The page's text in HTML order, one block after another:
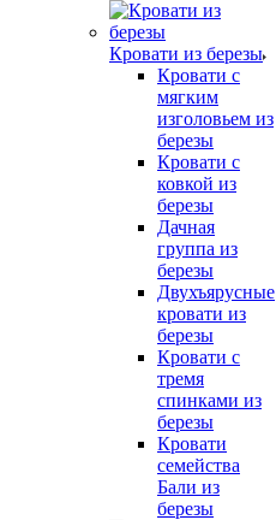
Кровати из березы
Кровати с
мягким
изголовьем из
березы
Кровати с
ковкой из
березы
Дачная
группа из
березы
Двухъярусные
кровати из
березы
Кровати с
тремя
спинками из
березы
Кровати
семейства
Бали из
березы